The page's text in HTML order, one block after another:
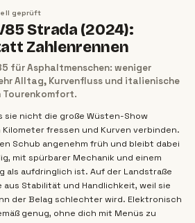
geprüft
Strada (2024):
Zahlenrennen
für Asphaltmenschen: weniger
Alltag, Kurvenfluss und italienische
Tourenkomfort.
sie nicht die große Wüsten-Show
fressen und Kurven verbinden.
Schub angenehm früh und bleibt dabei
mit spürbarer Mechanik und einem
als aufdringlich ist. Auf der Landstraße
aus Stabilität und Handlichkeit, weil sie
der Belag schlechter wird. Elektronisch
genug, ohne dich mit Menüs zu